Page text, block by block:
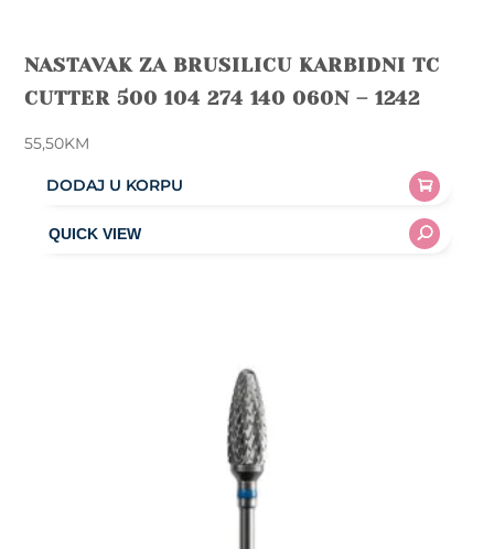
NASTAVAK ZA BRUSILICU KARBIDNI TC
CUTTER 500 104 274 140 060N – 1242
55,50KM
DODAJ U KORPU